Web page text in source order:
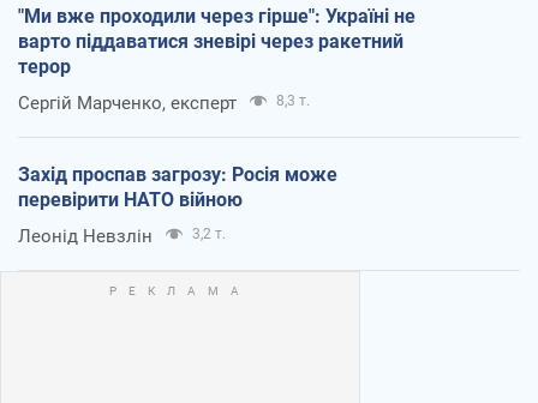
"Ми вже проходили через гірше": Україні не
варто піддаватися зневірі через ракетний
терор
Сергій Марченко, експерт 8,3 т.
Захід проспав загрозу: Росія може
перевірити НАТО війною
Леонід Невзлін 3,2 т.